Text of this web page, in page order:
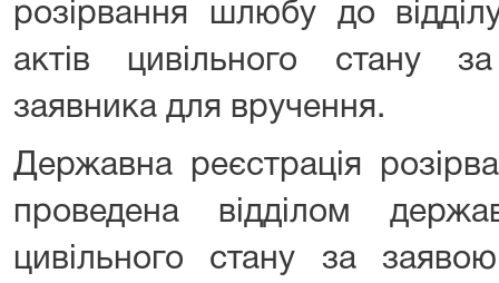
розірвання шлюбу до
актів цивільного стану
заявника для вручення.
Державна реєстрація
проведена відділом
цивільного стану за